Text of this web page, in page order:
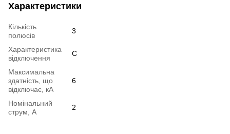
Характеристики
Кількість
полюсів
3
Характеристика
відключення
C
Максимальна
здатність, що
відключає, кА
6
Номінальний
струм, А
2